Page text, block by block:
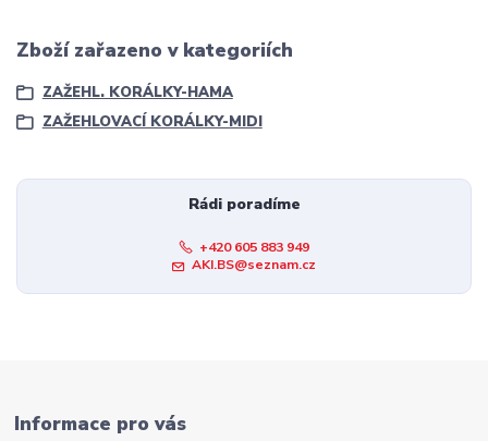
Zboží zařazeno v kategoriích
ZAŽEHL. KORÁLKY-HAMA
ZAŽEHLOVACÍ KORÁLKY-MIDI
Rádi poradíme
+420 605 883 949
AKI.BS@seznam.cz
Informace pro vás